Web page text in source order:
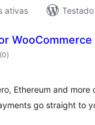
ativas
WooCommerce
(0total
de
)
Ethereum and more
go straight to